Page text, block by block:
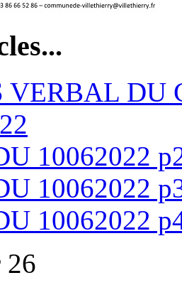
VERBAL
10062022
10062022
10062022
26